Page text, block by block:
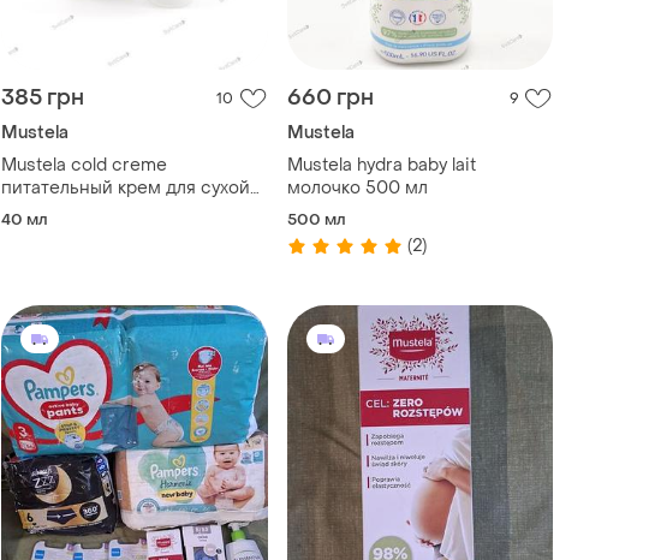
385 грн 10
Mustela
Mustela cold creme
питательный крем для сухой
кожи
40 мл
660 грн 9
Mustela
Mustela hydra baby lait
молочко 500 мл
500 мл
(2)